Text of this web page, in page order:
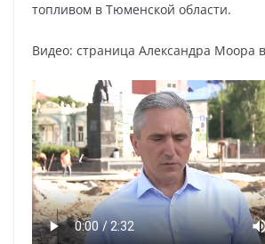
топливом в Тюменской области.
Видео: страница Александра Моора